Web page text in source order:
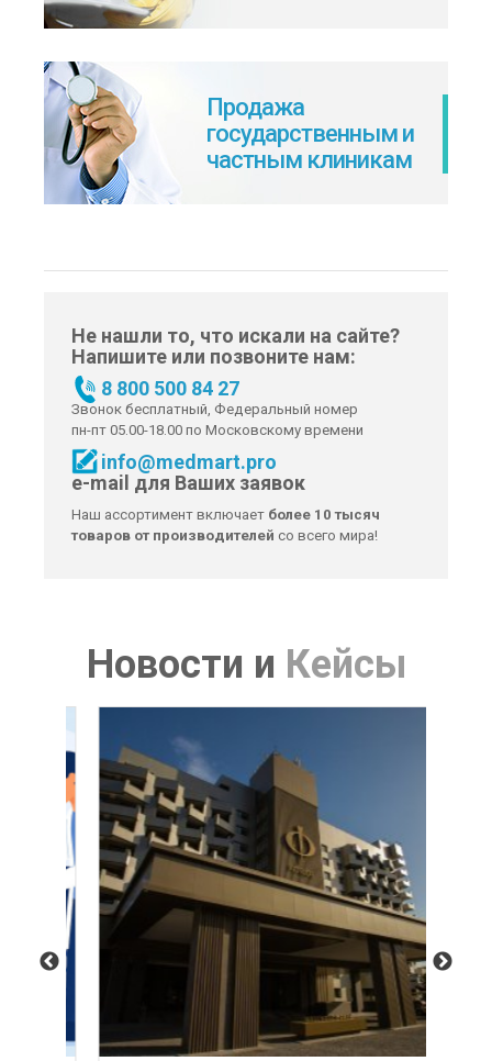
Продажа
государственным и
частным клиникам
Не нашли то, что искали на сайте?
Напишите или позвоните нам:
8 800 500 84 27
Звонок бесплатный, Федеральный номер
пн-пт 05.00-18.00 по Московскому времени
info@medmart.pro
e-mail для Ваших заявок
Наш ассортимент включает более 10 тысяч
товаров от производителей со всего мира!
Новости и Кейсы